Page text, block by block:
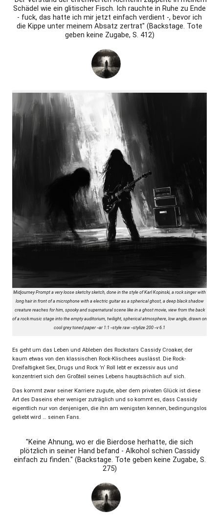
Schädel wie ein glitischer Fisch. Ich rauchte in Ruhe zu Ende
- fuck, das hatte ich mir jetzt einfach verdient -, bevor ich
die Kippe unter meinem Absatz zertrat" (Backstage. Tote
geben keine Zugabe, S. 412)
Midjourney Prompt a very loose sketchy sketch, done in the style of Karl Kopinski, a rock singer with
long hair in front of a microphone with a electric guitar as a spherical ghost, a deep black shadow
creature reaches for him, spooky and supernatural scene like in a ghost movie, view from the back
of a rock music stage into the empty auditorium, twilight, spherical atmosphere, low angle, drawn on
cool grey toned paper --ar 1:1 --style raw --stylize 200 --v 6.1
Es geht um das Leben und Ableben des Rockstars Cassidy Croaker, der
kaum etwas von den klassischen Rock-Klischees auslässt. Die Rock-
Dreifaltigkeit Sex, Drugs und Rock ’n‘ Roll lebt er exzessiv aus und
konzentriert sich den Großteil seines Lebens hauptsächlich auf sich.
Das kommt zwar seiner Karriere zugute, aber dem privaten Glück ist diese
Art des Daseins eher weniger zuträglich und so kommt es, dass Cassidy
eigentlich nur von denjenigen, die ihn am wenigsten kennen, bedingungslos
geliebt wird … seinen Fans.
"Keine Ahnung, wo er die Bierdose herhatte, die sich
plötzlich in seiner Hand befand - Alkohol schien Cassidy
einfach zu finden." (Backstage. Tote geben keine Zugabe, S.
275)